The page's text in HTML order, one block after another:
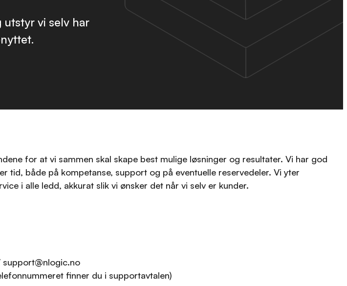
vi selv har
for at vi sammen skal skape best mulige løsninger og resultater. Vi har god
tid, både på kompetanse, support og på eventuelle reservedeler. Vi yter
i alle ledd, akkurat slik vi ønsker det når vi selv er kunder.
finner du i supportavtalen)